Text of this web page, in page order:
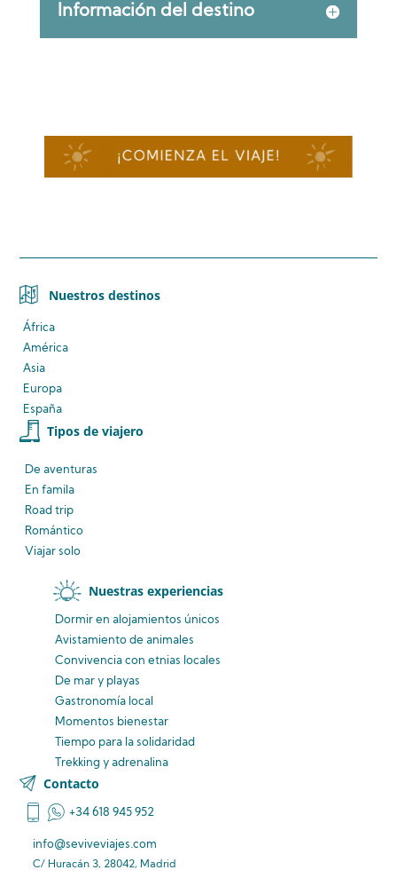
Información del destino
Nuestros destinos
África
América
Asia
Europa
España
Tipos de viajero
De aventuras
En famila
Road trip
Romántico
Viajar solo
Nuestras experiencias
Dormir en alojamientos únicos
Avistamientode animales
Convivenciacon etnias locales
De mar y playas
Gastronomía local
Momentos bienestar
Tiempo para la solidaridad
Trekking y adrenalina
Contacto
+34 618 945 952
info@seviveviajes.com
C/ Huracán 3, 28042, Madrid